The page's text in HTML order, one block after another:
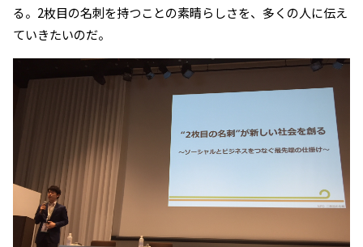
る。2枚目の名刺を持つことの素晴らしさを、多くの人に伝え
ていきたいのだ。